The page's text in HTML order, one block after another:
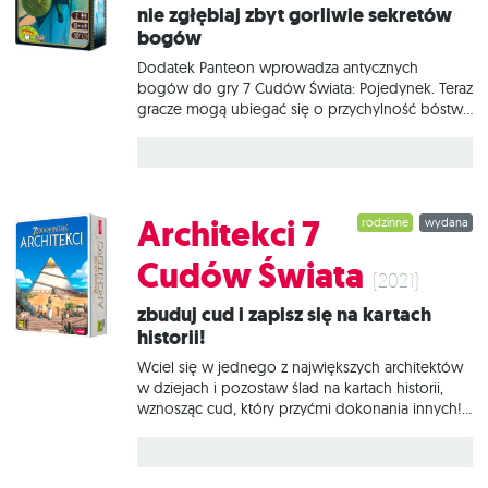
dodatek? Pole rozgrywki zostaje rozszerzone o
Nie zgłębiaj zbyt gorliwie sekretów
bogów
Dodatek Panteon wprowadza antycznych
bogów do gry 7 Cudów Świata: Pojedynek. Teraz
gracze mogą ubiegać się o przychylność bóstw
patronki albo poświęcenie im jednego z dwóch
nowych Cudów Świata dostępnych w dodatku.
Starożytni Grecy i Rzymianie wierzyli, że
sposobem na dostąpienie boskich łask jest
podarowanie bogom czegoś w zamian, złożenie
daru lub przysięgi. Nie inaczej jest w dodatku
Panteon - jeśli oczekujesz przysługi od jakiegoś
boga - nie możesz pozostać mu
wydana
rodzinne
Architekci 7
Cudów Świata (2021)
Zbuduj cud i zapisz się na kartach
historii!
Wciel się w jednego z największych architektów
w dziejach i pozostaw ślad na kartach historii,
wznosząc cud, który przyćmi dokonania innych!